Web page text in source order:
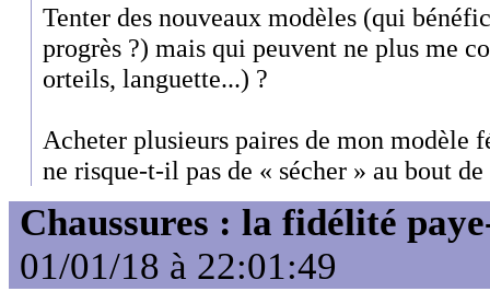
Tenter des nouveaux modèles (qui
progrès ?) mais qui peuvent ne plus me
orteils, languette...) ?
Acheter plusieurs paires de mon modèle
ne risque-t-il pas de « sécher » au bout
Chaussures : la fidélité
01/01/18 à 22:01:49